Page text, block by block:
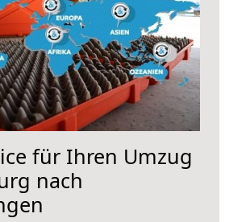
für Ihren Umzug
nach